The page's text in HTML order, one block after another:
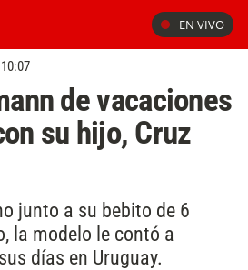
EN VIVO
de vacaciones
su hijo, Cruz
junto a su bebito de 6
la modelo le contó a
días en Uruguay.